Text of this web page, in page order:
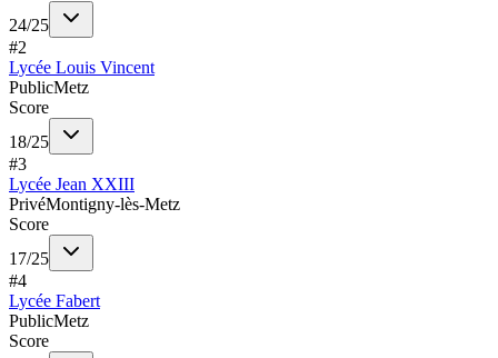
24/25
#2
Lycée Louis Vincent
PublicMetz
Score
18/25
#3
Lycée Jean XXIII
PrivéMontigny-lès-Metz
Score
17/25
#4
Lycée Fabert
PublicMetz
Score